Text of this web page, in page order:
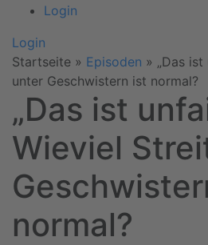
Login
Login
Startseite » Episoden » „Das
unter Geschwistern ist normal?
„Das ist
Wieviel
normal?